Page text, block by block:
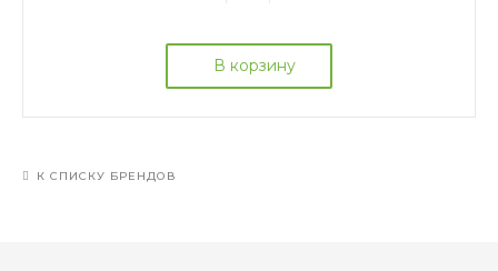
В корзину
К СПИСКУ БРЕНДОВ